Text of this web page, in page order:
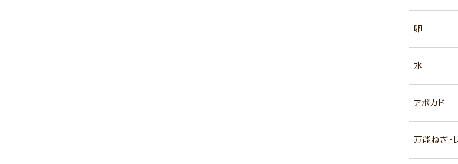
卵
水
アボカド
万能ねぎ・